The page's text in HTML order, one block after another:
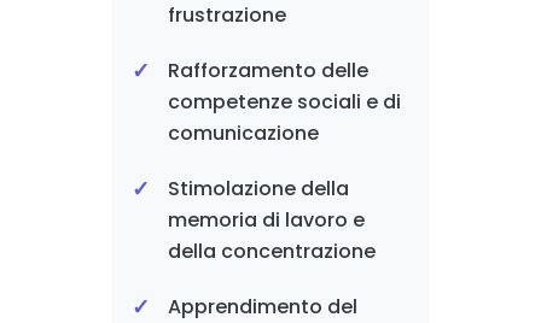
frustrazione
Rafforzamento delle
competenze sociali e di
comunicazione
Stimolazione della
memoria di lavoro e
della concentrazione
Apprendimento del